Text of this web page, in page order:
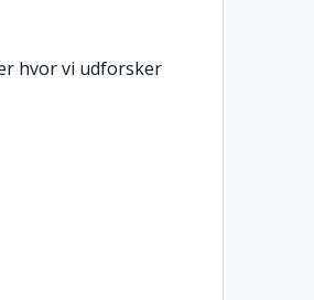
hvor vi udforsker